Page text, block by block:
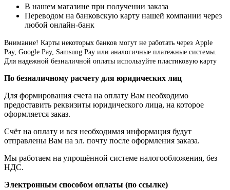
В нашем магазине при получении заказа
Переводом на банковскую карту нашей компании через
любой онлайн-банк
Внимание! Карты некоторых банков могут не работать через Apple
Pay, Google Pay, Samsung Pay или аналогичные платежные системы.
Для надежной безналичной оплаты используйте пластиковую карту
По безналичному расчету для юридических лиц
Для формирования счета на оплату Вам необходимо
предоставить реквизиты юридического лица, на которое
оформляется заказ.
Счёт на оплату и вся необходимая информация будут
отправлены Вам на эл. почту после оформления заказа.
Мы работаем на упрощённой системе налогообложения, без
НДС.
Электронным способом оплаты (по ссылке)